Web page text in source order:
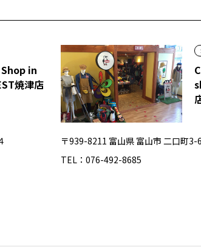
in
焼津店
〒939-8211 富山県 富山市 二口町3-
TEL：076-492-8685